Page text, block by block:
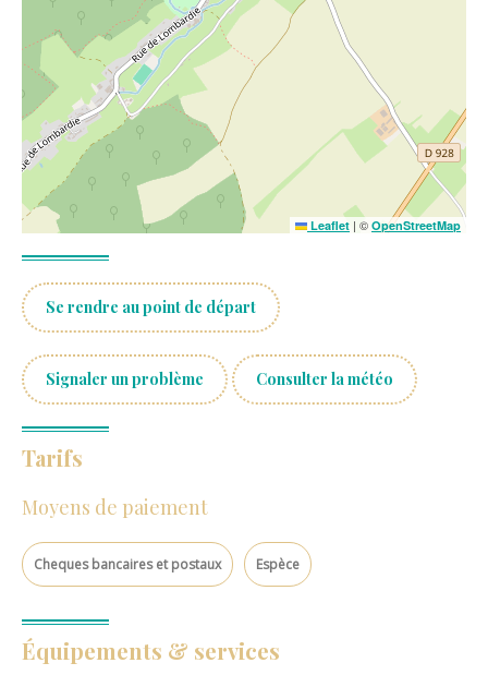
a
e
Leaflet | © OpenStreetMap
Se rendre au point de départ
Signaler un problème Consulter la météo
Tarifs
Moyens de paiement
Cheques bancaires et postaux Espèce
Équipements & services